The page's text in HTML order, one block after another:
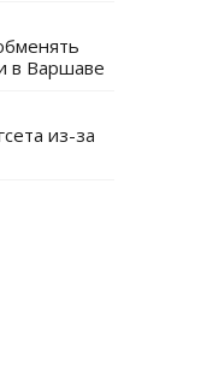
в Варшаве
из-за